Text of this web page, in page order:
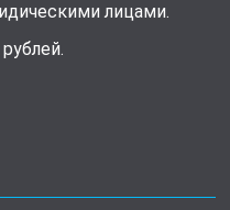
лицами.